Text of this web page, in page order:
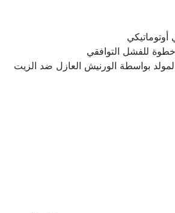
بواسطة الورنيش العازل ضد الزيت